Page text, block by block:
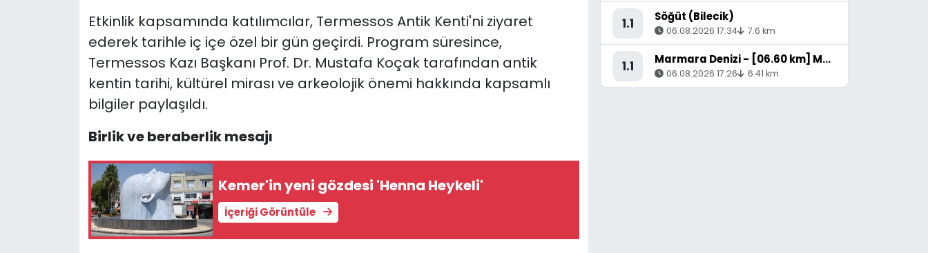
Etkinlik kapsamında katılımcılar, Termessos Antik Kenti'ni ziyaret
ederek tarihle iç içe özel bir gün geçirdi. Program süresince,
Termessos Kazı Başkanı Prof. Dr. Mustafa Koçak tarafından antik
kentin tarihi, kültürel mirası ve arkeolojik önemi hakkında kapsamlı
bilgiler paylaşıldı.
Birlik ve beraberlik mesajı
Kemer'in yeni gözdesi 'Henna Heykeli'
İçeriği Görüntüle
1.1 Söğüt (Bilecik)
06.08.2026 17:34 7.6 km
1.1 Marmara Denizi - [06.60 km] Marmara (Balıkesir)
06.08.2026 17:26 6.41 km